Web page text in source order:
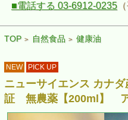
■電話する 03-6912-0235
TOP > 自然食品 > 健康油
NEW PICK UP
ニューサイエンス カナ
証 無農薬【200ml】